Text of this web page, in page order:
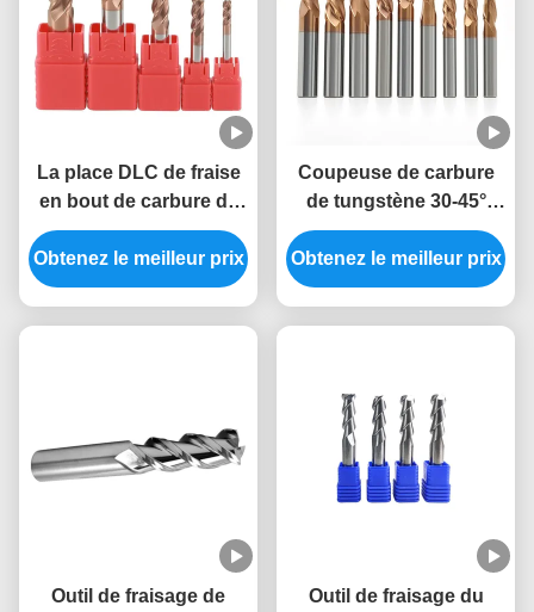
La place DLC de fraise
en bout de carbure de
tungstène HRC55 du
diamètre 4mm a enduit
des fraises en bout
Obtenez le meilleur prix
Coupeuse de carbure
de tungstène 30-45°
Angle hélicoïdal 2-4
flûtes 200-3000m/min
Vitesse de coupe
Obtenez le meilleur prix
Outil de fraisage de
Outil de fraisage du